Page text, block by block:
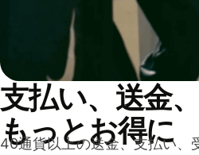
支払い、送金
もっとお得に
40通貨以上の送金、支払い、